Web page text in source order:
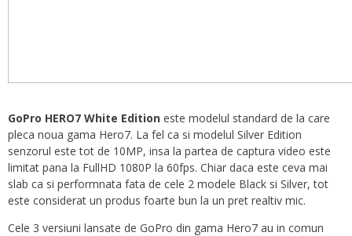
GoPro HERO7 White Edition este modelul standard de la care
pleca noua gama Hero7. La fel ca si modelul Silver Edition
senzorul este tot de 10MP, insa la partea de captura video este
limitat pana la FullHD 1080P la 60fps. Chiar daca este ceva mai
slab ca si performnata fata de cele 2 modele Black si Silver, tot
este considerat un produs foarte bun la un pret realtiv mic.
Cele 3 versiuni lansate de GoPro din gama Hero7 au in comun